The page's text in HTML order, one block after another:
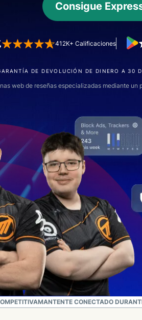
autenticación
multifactorial,
la
Defender
Potente
de
protección
de identidad,
supervisión y
eliminación
de datos.
Consigue
412K+ Calificaciones
DE DEVOLUCIÓN DE DINERO A 30
web de reseñas especializadas mediante
MANTENTE CONECTADO